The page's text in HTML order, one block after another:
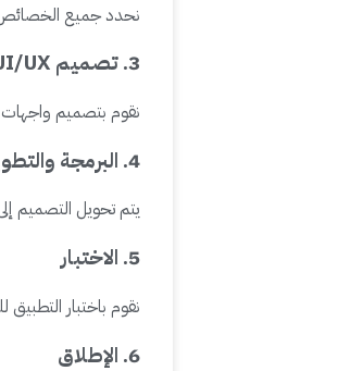
نحدد جميع الخصائص
3. تصميم UI/UX
نقوم بتصميم
4. البرمجة والتطوير
يتم تحويل التصميم
5. الاختبار
نقوم باختبار
6. الإطلاق